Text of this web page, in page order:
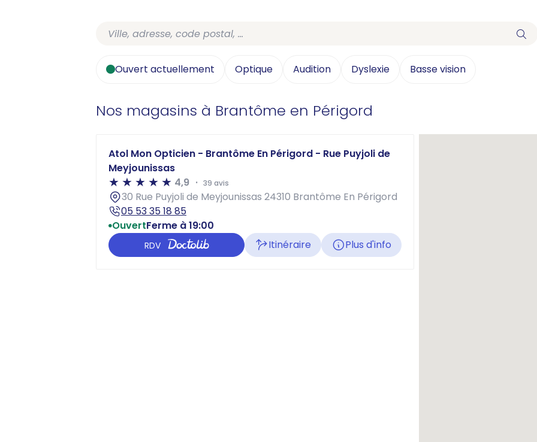
Ouvert actuellement Optique Audition Dyslexie Basse vision
Nos magasins à Brantôme en Périgord
Atol Mon Opticien - Brantôme En Périgord - Rue Puyjoli de
Meyjounissas
4,9
39 avis
30 Rue Puyjoli de Meyjounissas 24310 Brantôme En Périgord
05 53 35 18 85
OuvertFerme à 19:00
RDV Itinéraire Plus d'info